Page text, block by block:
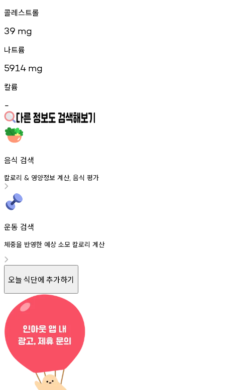
콜레스트롤
39 mg
나트륨
5914 mg
칼륨
-
음식 검색
칼로리 & 영양정보 계산, 음식 평가
운동 검색
체중을 반영한 예상 소모 칼로리 계산
오늘 식단에 추가하기